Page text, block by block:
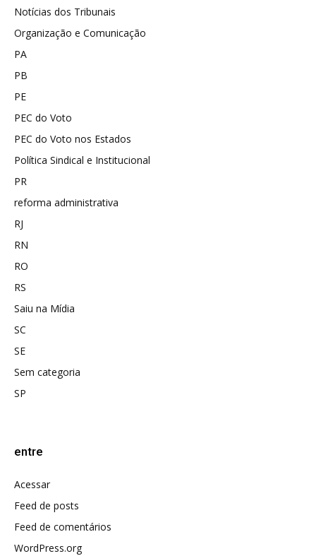
Notícias dos Tribunais
Organização e Comunicação
PA
PB
PE
PEC do Voto
PEC do Voto nos Estados
Política Sindical e Institucional
PR
reforma administrativa
RJ
RN
RO
RS
Saiu na Mídia
SC
SE
Sem categoria
SP
entre
Acessar
Feed de posts
Feed de comentários
WordPress.org